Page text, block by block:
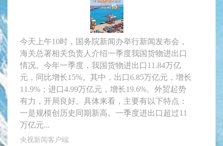
今天上午10时，国务院新闻办举行新闻发布会，
海关总署相关负责人介绍一季度我国货物进出口
情况。今年一季度，我国货物进出口11.84万亿
元，同比增长15%。其中，出口6.85万亿元，增长
11.9%；进口4.99万亿元，增长19.6%。外贸起势
有力，开局良好。具体来看，主要有以下特点：
一是规模创历史同期新高。一季度进出口超过11
万亿元...
央视新闻客户端